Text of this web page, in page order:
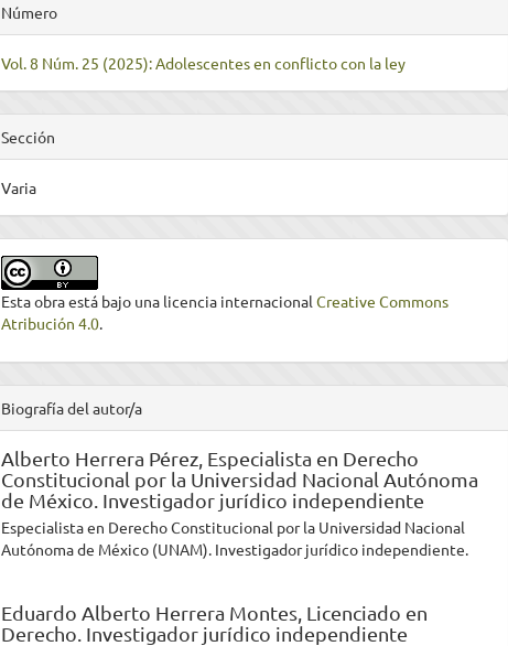
Número
Vol. 8 Núm. 25 (2025): Adolescentes en conflicto con la ley
Sección
Varia
Esta obra está bajo una licencia internacionalCreative Commons
Atribución 4.0.
Biografía del autor/a
Alberto Herrera Pérez, Especialista en Derecho
Constitucional por la Universidad Nacional Autónoma
de México. Investigador jurídico independiente
Especialista en Derecho Constitucional por la Universidad Nacional
Autónoma de México (UNAM). Investigador jurídico independiente.
Eduardo Alberto Herrera Montes, Licenciado en
Derecho. Investigador jurídico independiente